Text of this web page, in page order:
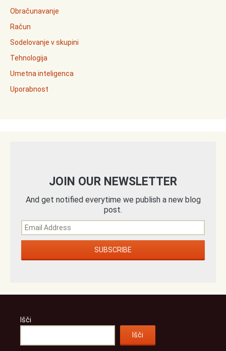
Obračunavanje
Račun
Sodelovanje v skupini
Tehnologija
Umetna inteligenca
Uporabnost
JOIN OUR NEWSLETTER
And get notified everytime we publish a new blog
post.
Išči
Išči